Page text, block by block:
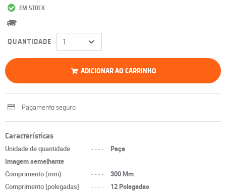
EM STOCK
QUANTIDADE
ADICIONAR AO CARRINHO
Pagamento seguro
Características
Unidade de quantidade ----
Peça
Imagem semelhante
Comprimento (mm)
----
300 Mm
Comprimento [polegadas]
----
12 Polegadas